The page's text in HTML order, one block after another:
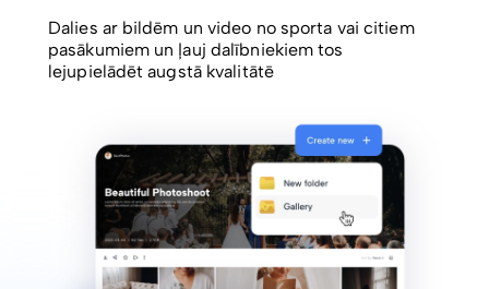
Dalies ar bildēm un video no sporta vai citiem
pasākumiem un ļauj dalībniekiem tos
lejupielādēt augstā kvalitātē